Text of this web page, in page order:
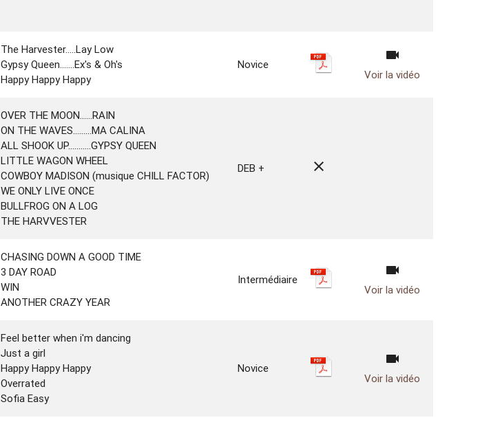
The Harvester.....Lay Low
Gypsy Queen.......Ex's & Oh's
Happy Happy Happy
Novice
videocam
Voir la vidéo
OVER THE MOON......RAIN
ON THE WAVES.........MA CALINA
ALL SHOOK UP...........GYPSY QUEEN
LITTLE WAGON WHEEL
COWBOY MADISON (musique CHILL FACTOR)
WE ONLY LIVE ONCE
BULLFROG ON A LOG
THE HARVVESTER
DEB + close
CHASING DOWN A GOOD TIME
3 DAY ROAD
WIN
ANOTHER CRAZY YEAR
Intermédiaire
videocam
Voir la vidéo
Feel better when i'm dancing
Just a girl
Happy Happy Happy
Overrated
Sofia Easy
Novice
videocam
Voir la vidéo